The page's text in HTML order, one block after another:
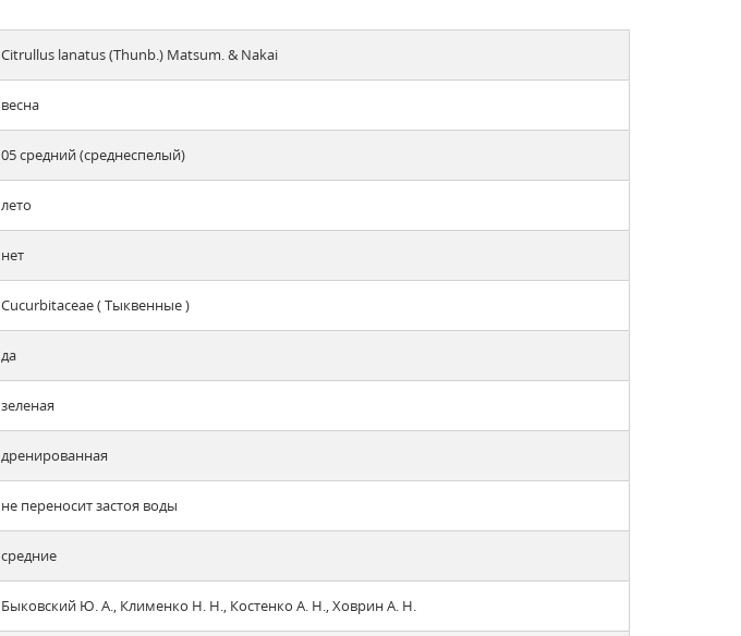
Citrullus lanatus (Thunb.) Matsum. & Nakai
весна
05 средний (среднеспелый)
лето
нет
Cucurbitaceae ( Тыквенные )
да
зеленая
дренированная
не переносит застоя воды
средние
Быковский Ю. А., Клименко Н. Н., Костенко А. Н., Ховрин А. Н.